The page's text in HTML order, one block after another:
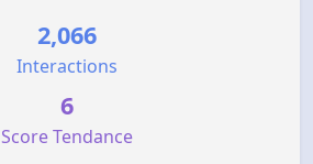
2,066
Interactions
6
Score Tendance